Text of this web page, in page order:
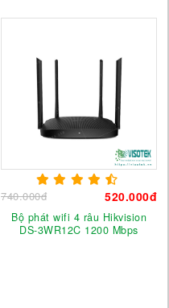
740.000đ 520.000đ
Bộ phát wifi 4 râu Hikvision
DS-3WR12C 1200 Mbps